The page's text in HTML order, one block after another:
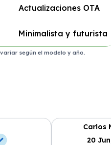
Actualizaciones OTA
Minimalista y futurista
según el modelo y año.
Carlos
20